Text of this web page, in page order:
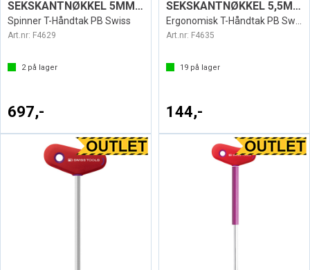
SEKSKANTNØKKEL 5MM T SWISS 204
Spinner T-Håndtak PB Swiss
Art.nr: F4629
2på lager
697,-
SEKSKANTNØKKEL 5,5MM T SWISS 207L
Art.nr: F4635
19 på lager
144,-